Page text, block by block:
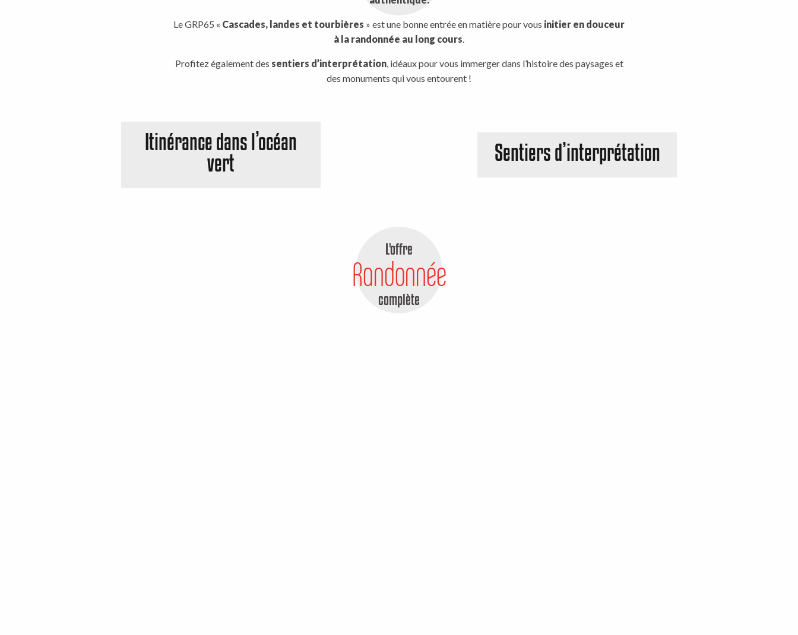
Le GRP65 « Cascades, landes et tourbières » est une bonne entrée en matière pour vous initier en douceur
à la randonnée au long cours.
Profitez également des sentiers d’interprétation, idéaux pour vous immerger dans l’histoire des paysages et
des monuments qui vous entourent !
Itinérance dans l’océan
vert
Sentiers d’interprétation
L'offre
Randonnée
complète